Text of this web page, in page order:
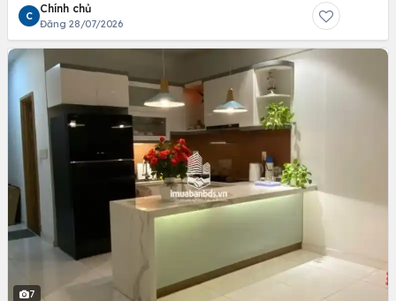
C
Chính chủ
Đăng 28/07/2026
7